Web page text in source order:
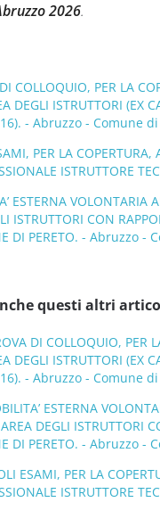
2026.
COLLOQUIO, PER LA
DEGLI ISTRUTTORI (EX
- Abruzzo - Comune
PER LA
ISTRUTTORE
ESTERNA
ISTRUTTORI CON
DI PERETO. - Abruzzo -
questi altri
DI COLLOQUIO, PER
DEGLI ISTRUTTORI (EX
- Abruzzo -
ESTERNA
DEGLI ISTRUTTORI
DI PERETO. -
ESAMI, PER LA